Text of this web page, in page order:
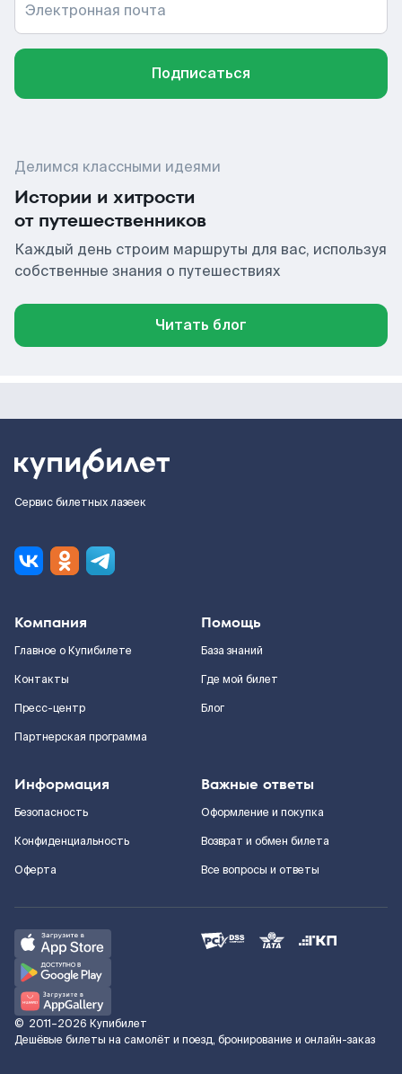
Электронная почта
Подписаться
Делимся классными идеями
Истории и хитрости
от путешественников
Каждый день строим маршруты для вас, используя
собственные знания о путешествиях
Читать блог
Сервис билетных лазеек
Компания
Главное о Купибилете
Контакты
Пресс-центр
Партнерская программа
Помощь
База знаний
Где мой билет
Блог
Информация
Безопасность
Конфиденциальность
Оферта
Важные ответы
Оформление и покупка
Возврат и обмен билета
Все вопросы и ответы
© 2011–2026 Купибилет
Дешёвые билеты на самолёт и поезд, бронирование и онлайн-заказ